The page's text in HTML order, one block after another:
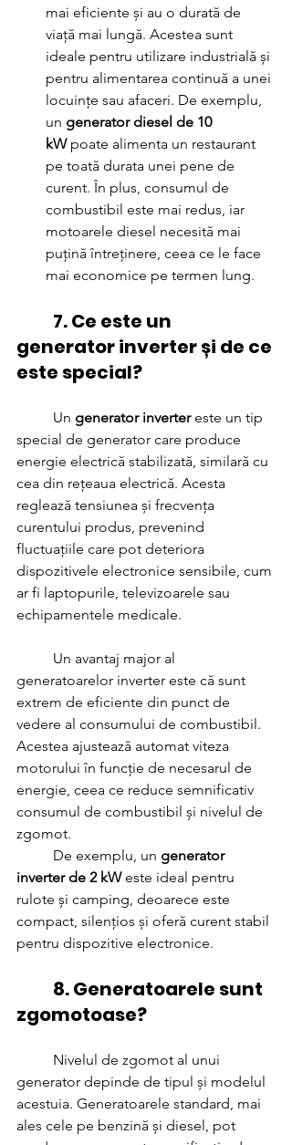
mai eficiente și au o durată de
viață mai lungă. Acestea sunt
ideale pentru utilizare industrială și
pentru alimentarea continuă a unei
locuințe sau afaceri. De exemplu,
un generator diesel de 10
kW poate alimenta un restaurant
pe toată durata unei pene de
curent. În plus, consumul de
combustibil este mai redus, iar
motoarele diesel necesită mai
puțină întreținere, ceea ce le face
mai economice pe termen lung.
generator inverter și de ce
este special?
	Un
generator inverter este un tip
special de generator care produce
energie electrică stabilizată, similară cu
cea din rețeaua electrică. Acesta
reglează tensiunea și frecvența
curentului produs, prevenind
fluctuațiile care pot deteriora
dispozitivele electronice sensibile, cum
ar fi laptopurile, televizoarele sau
echipamentele medicale.
generatoarelor inverter este că sunt
extrem de eficiente din punct de
vedere al consumului de combustibil.
Acestea ajustează automat viteza
motorului în funcție de necesarul de
energie, ceea ce reduce semnificativ
consumul de combustibil și nivelul de
zgomot.
	De exemplu, un
generator
inverter de 2 kW este ideal pentru
rulote și camping, deoarece este
compact, silențios și oferă curent stabil
pentru dispozitive electronice.
zgomotoase?
generator depinde de tipul și modelul
acestuia. Generatoarele standard, mai
ales cele pe benzină și diesel, pot